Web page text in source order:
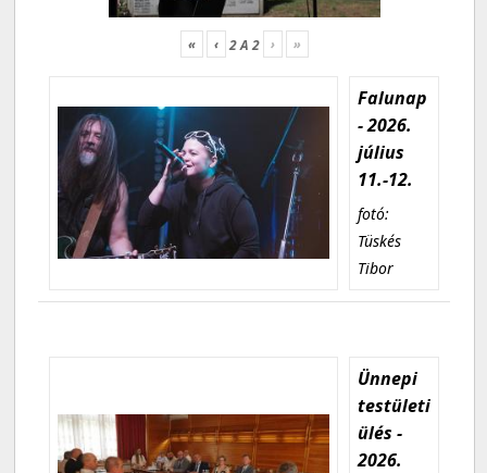
« ‹ 2A2 › »
Falunap
- 2026.
július
11.-12.
fotó:
Tüskés
Tibor
Ünnepi
testületi
ülés -
2026.